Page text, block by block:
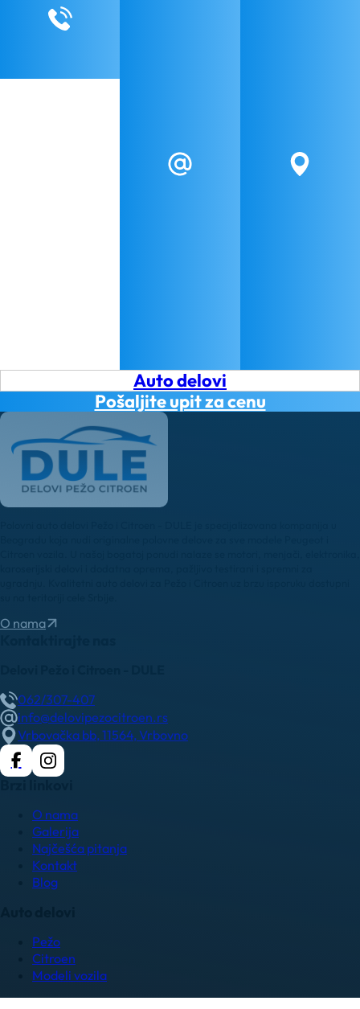
Auto delovi
Pošaljite upit za cenu
O nama
O nama
Galerija
Najčešća pitanja
Kontakt
Blog
Pežo
Citroen
Modeli vozila
062/307-407
info@delovipezocitroen.rs
Vrbovačka bb, 11564, Vrbovno